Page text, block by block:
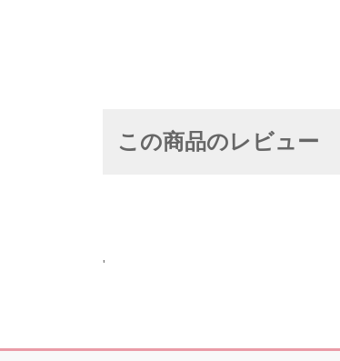
この商品のレビュー
'